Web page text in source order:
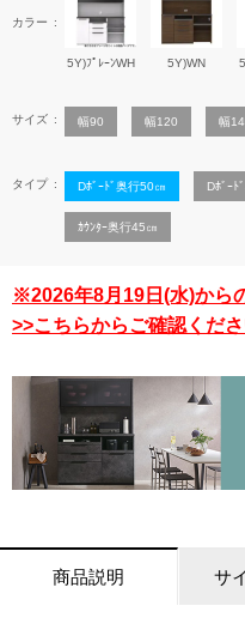
カラー
5Y)ﾌﾟﾚｰﾝWH 5Y)WN
サイズ 幅90 幅120 幅
タイプ Dﾎﾞｰﾄﾞ奥行50㎝ Dﾎﾞｰﾄ
ｶｳﾝﾀｰ奥行45㎝
※2026年8月19日(水)から
>>こちらからご確認くだ
商品説明 サ